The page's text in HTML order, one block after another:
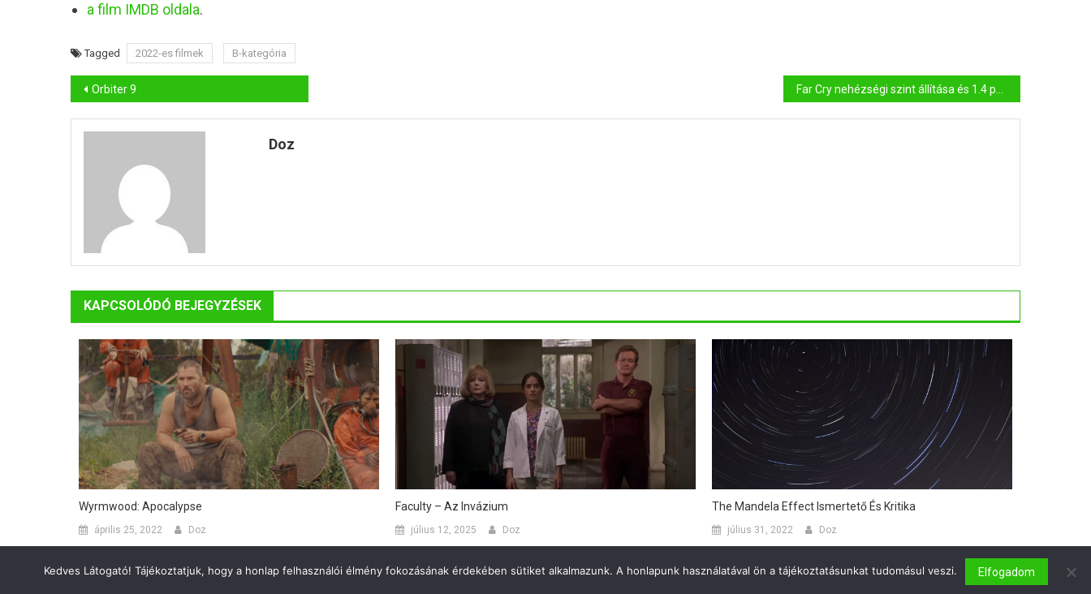
a film IMDB oldala.
Tagged 2022-es filmek B-kategória
Bejegyzés
navigáció
Orbiter 9
Doz
KAPCSOLÓDÓ BEJEGYZÉSEK
Wyrmwood: Apocalypse
április 25, 2022 Doz
Faculty – Az Invázium
július 12, 2025 Doz
The Mandela Effect Ismertető És Kritika
július 31, 2022 Doz
BlogMagazine Theme: BlogMagazine by Dinesh Ghimire
Kedves Látogató! Tájékoztatjuk, hogy a honlap felhasználói élmény fokozásának érdekében sütiket alkalmazunk. A honlapunk használatával ön a tájékoztatásunkat tudomásul veszi. Elfogadom